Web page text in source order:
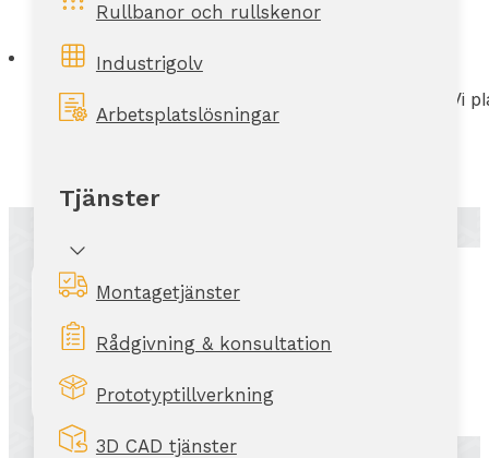
Rullbanor och rullskenor
Industrigolv
Arbetsplatslösningar
Tjänster
Montagetjänster
Rådgivning & konsultation
Prototyptillverkning
3D CAD tjänster
Vi